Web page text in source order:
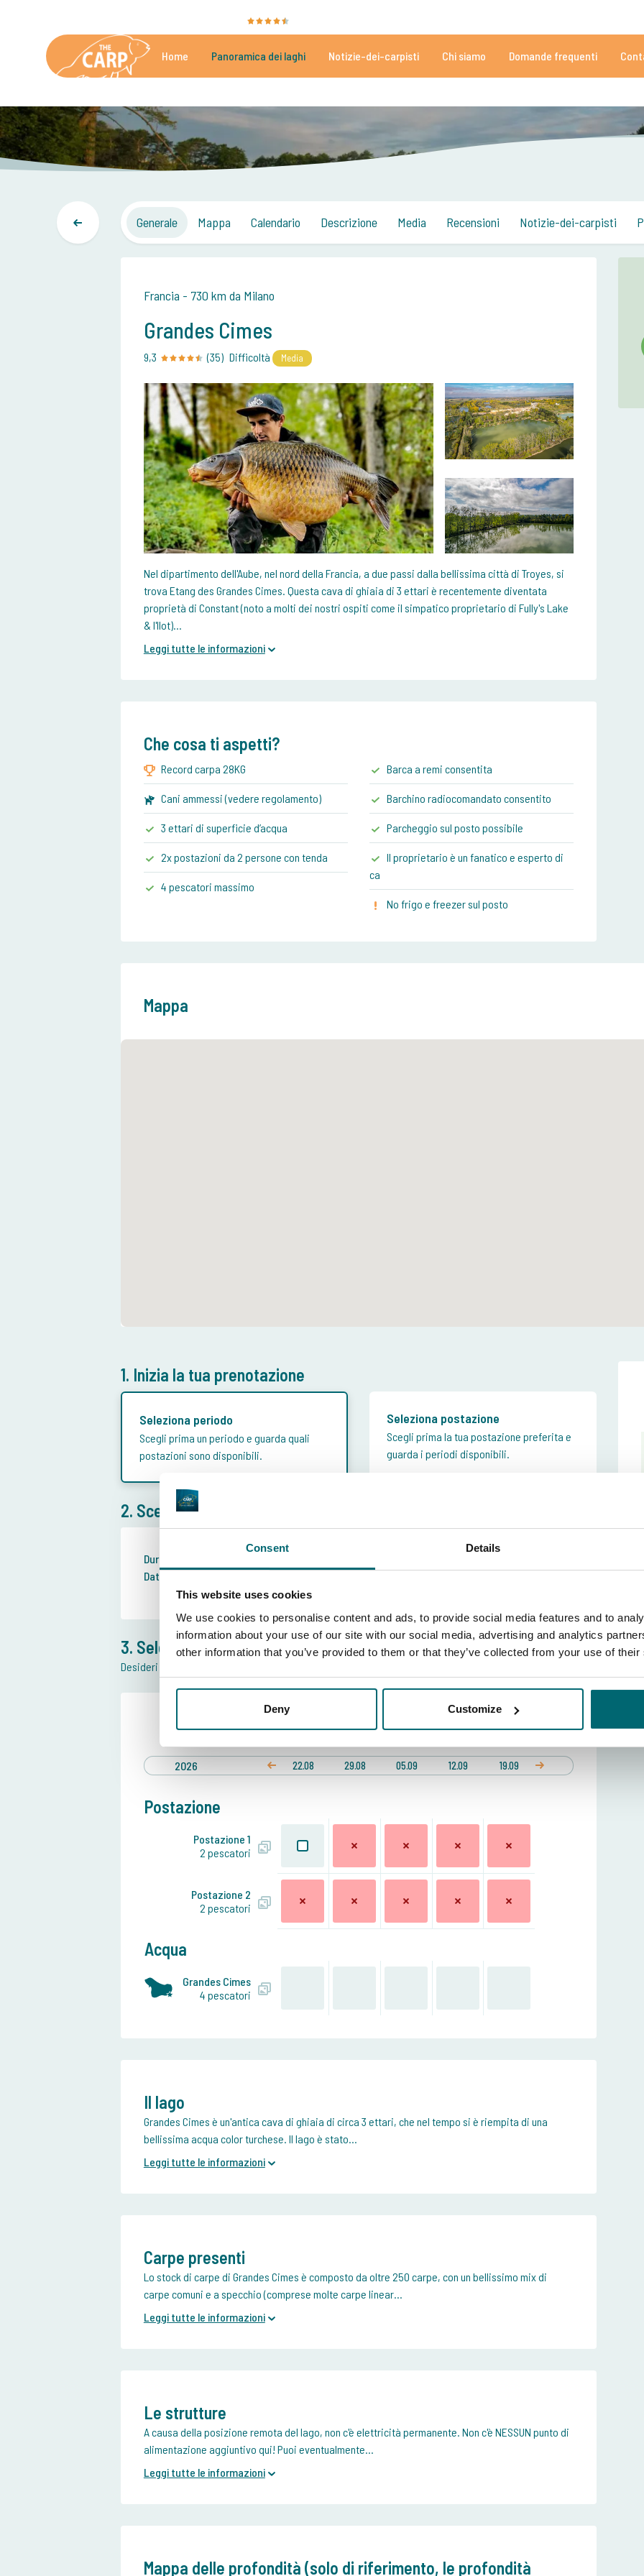
Consent Details
This website uses cookies
We use cookies to personalise content and ads, to provide social media features and to
information about your use of our site with our social media, advertising and analytics
other information that you’ve provided to them or that they’ve collected from your use of
Deny Customize
Home Panoramica dei laghi Notizie-dei-carpisti Chi siamo Domande frequenti
Generale Mappa Calendario Descrizione Media Recensioni Notizie-dei-carpisti
Francia - 730 km da Milano
Grandes Cimes
9,3 (35) Difficoltà Media
Nel dipartimento dell'Aube, nel nord della Francia, a due passi dalla bellissima città di Troyes, si
trova Etang des Grandes Cimes. Questa cava di ghiaia di 3 ettari è recentemente diventata
proprietà di Constant (noto a molti dei nostri ospiti come il simpatico proprietario di Fully's Lake
& l'Ilot)...
Leggi tutte le informazioni
Che cosa ti aspetti?
Record carpa 28KG
Cani ammessi (vedere regolamento)
3 ettari di superficie d’acqua
2x postazioni da 2 persone con tenda
4 pescatori massimo
Barca a remi consentita
Barchino radiocomandato consentito
Parcheggio sul posto possibile
Il proprietario è un fanatico e esperto di
ca
No frigo e freezer sul posto
Mappa
1. Inizia la tua prenotazione
Seleziona periodo
Scegli prima un periodo e guarda quali
postazioni sono disponibili.
Seleziona postazione
Scegli prima la tua postazione preferita e
guarda i periodi disponibili.
2. Scegli la durata del soggiorno che preferisci
Durata del soggiorno:
Data di arrivo:
3. Seleziona postazione e data
Desideri maggiori informazioni sulla posizone delle postazioni?
2026 22.08 29.08 05.09 12.09 19.09
Postazione
Postazione 1
2 pescatori
Postazione 2
2 pescatori
Acqua
Grandes Cimes
4 pescatori
Il lago
Grandes Cimes è un'antica cava di ghiaia di circa 3 ettari, che nel tempo si è riempita di una
bellissima acqua color turchese. Il lago è stato...
Leggi tutte le informazioni
Carpe presenti
Lo stock di carpe di Grandes Cimes è composto da oltre 250 carpe, con un bellissimo mix di
carpe comuni e a specchio (comprese molte carpe linear...
Leggi tutte le informazioni
Le strutture
A causa della posizione remota del lago, non c'è elettricità permanente. Non c'è NESSUN punto di
alimentazione aggiuntivo qui! Puoi eventualmente...
Leggi tutte le informazioni
Mappa delle profondità (solo di riferimento, le profondità